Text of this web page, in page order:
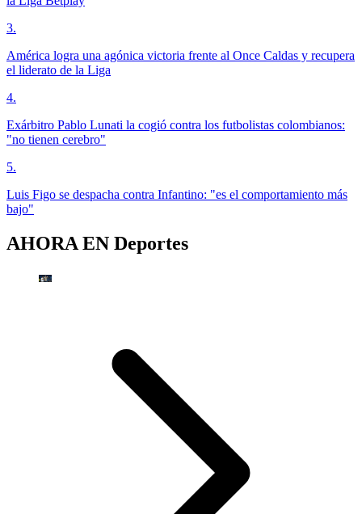
3.
América logra una agónica victoria frente al Once Caldas y recupera
el liderato de la Liga
4.
Exárbitro Pablo Lunati la cogió contra los futbolistas colombianos:
"no tienen cerebro"
5.
Luis Figo se despacha contra Infantino: "es el comportamiento más
bajo"
AHORA EN Deportes